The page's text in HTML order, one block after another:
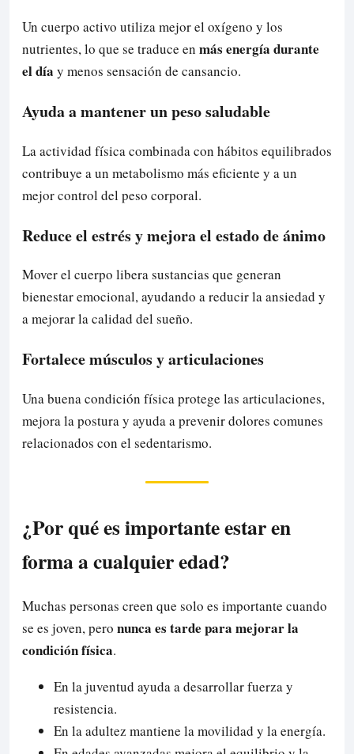
Un cuerpo activo utiliza mejor el oxígeno y los
nutrientes, lo que se traduce en más energía durante
el día y menos sensación de cansancio.
Ayuda a mantener un peso saludable
La actividad física combinada con hábitos equilibrados
contribuye a un metabolismo más eficiente y a un
mejor control del peso corporal.
Reduce el estrés y mejora el estado de ánimo
Mover el cuerpo libera sustancias que generan
bienestar emocional, ayudando a reducir la ansiedad y
a mejorar la calidad del sueño.
Fortalece músculos y articulaciones
Una buena condición física protege las articulaciones,
mejora la postura y ayuda a prevenir dolores comunes
relacionados con el sedentarismo.
¿Por qué es importante estar en
forma a cualquier edad?
Muchas personas creen que solo es importante cuando
se es joven, pero nunca es tarde para mejorar la
condición física.
En la juventud ayuda a desarrollar fuerza y
resistencia.
En la adultez mantiene la movilidad y la energía.